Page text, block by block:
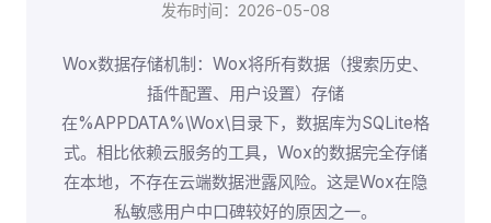
发布时间：2026-05-08
Wox数据存储机制：Wox将所有数据（搜索历史、
插件配置、用户设置）存储
在%APPDATA%\Wox\目录下，数据库为SQLite格
式。相比依赖云服务的工具，Wox的数据完全存储
在本地，不存在云端数据泄露风险。这是Wox在隐
私敏感用户中口碑较好的原因之一。